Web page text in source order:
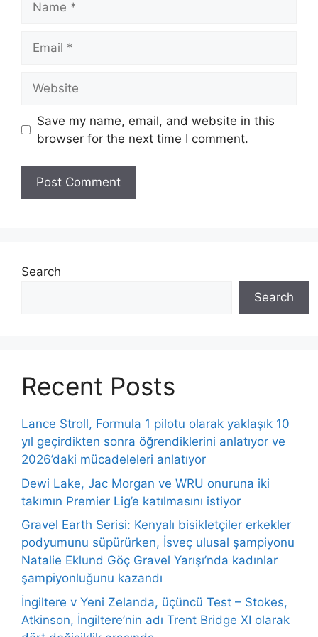
Save my name, email, and website in this
browser for the next time I comment.
Search
Search
Recent Posts
Lance Stroll, Formula 1 pilotu olarak yaklaşık 10
yıl geçirdikten sonra öğrendiklerini anlatıyor ve
2026’daki mücadeleleri anlatıyor
Dewi Lake, Jac Morgan ve WRU onuruna iki
takımın Premier Lig’e katılmasını istiyor
Gravel Earth Serisi: Kenyalı bisikletçiler erkekler
podyumunu süpürürken, İsveç ulusal şampiyonu
Natalie Eklund Göç Gravel Yarışı’nda kadınlar
şampiyonluğunu kazandı
İngiltere v Yeni Zelanda, üçüncü Test – Stokes,
Atkinson, İngiltere’nin adı Trent Bridge XI olarak